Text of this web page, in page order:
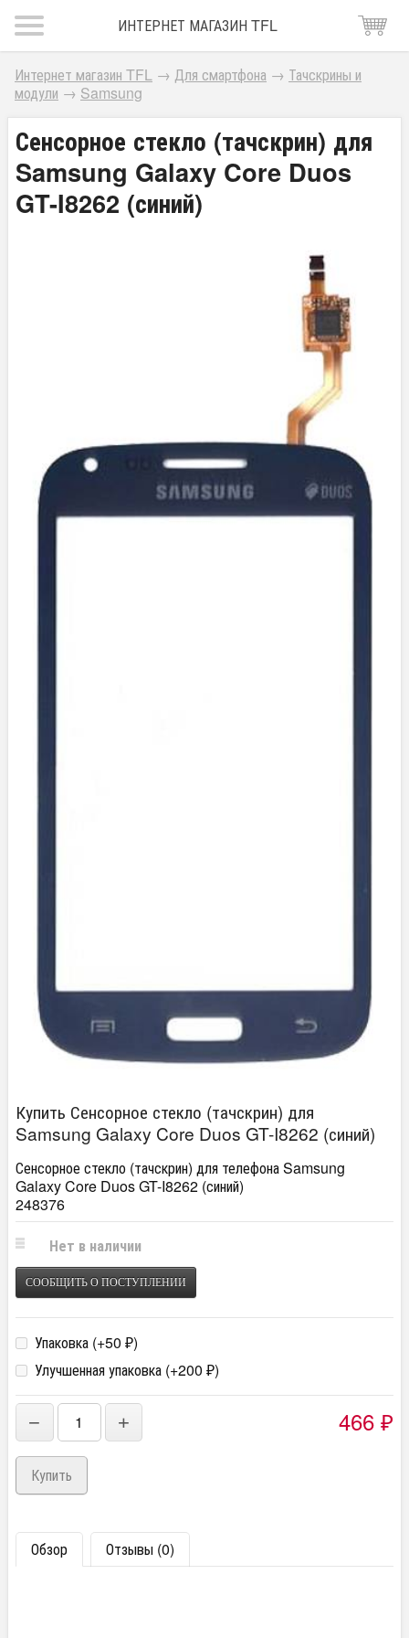
ИНТЕРНЕТ МАГАЗИН TFL
Интернет магазин TFL → Для смартфона → Тачскрины и
модули → Samsung
Сенсорное стекло (тачскрин) для
Samsung Galaxy Core Duos
GT-I8262 (синий)
Купить Сенсорное стекло (тачскрин) для
Samsung Galaxy Core Duos GT-I8262 (синий)
Сенсорное стекло (тачскрин) для телефона Samsung
Galaxy Core Duos GT-I8262 (синий)
248376
Нет в наличии
СООБЩИТЬ О ПОСТУПЛЕНИИ
Упаковка (+50 ₽)
Улучшенная упаковка (+200 ₽)
− + 466 ₽
Обзор Отзывы (0)